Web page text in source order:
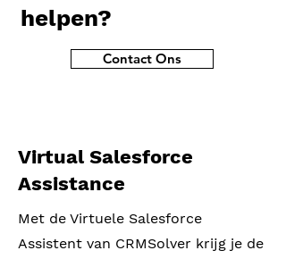
helpen?
Contact Ons
Virtual Salesforce
Assistance
Met de Virtuele Salesforce
Assistent van CRMSolver krijg je de